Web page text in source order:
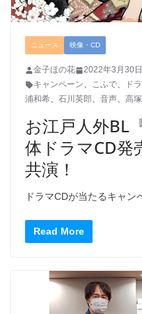
ニュース 映像・CD
金子ほの花 2022年3月30日
キャンペーン、 こふで、 ド
浦和希、 石川英郎、 音声、 高
お江戸人外BL
体ドラマCD発
共演！
ドラマCDが当たるキャン
Read More